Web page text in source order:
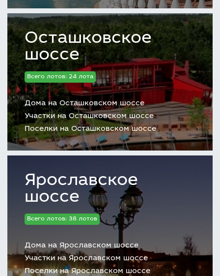
Осташковское
шоссе
Всего лотов: 24 лота
Дома на Осташковском шоссе
Участки на Осташковском шоссе
Поселки на Осташковском шоссе
Ярославское
шоссе
Всего лотов: 38 лотов
Дома на Ярославском шоссе
Участки на Ярославском шоссе
Поселки на Ярославском шоссе